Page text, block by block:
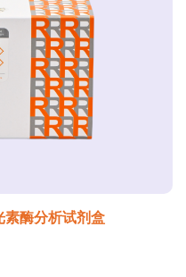
素酶分析试剂盒